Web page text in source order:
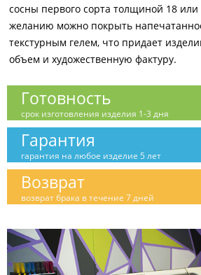
сосны первого сорта толщиной 18
желанию можно покрыть
текстурным гелем, что придает
объем и художественную фактуру.
Готовность
срок изготовления изделия 1-3 дня
Гарантия
гарантия на любое изделие 5 лет
Возврат
возврат брака в течение 7 дней